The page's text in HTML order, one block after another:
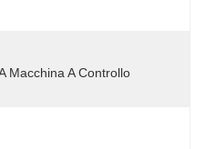
Macchina A Controllo